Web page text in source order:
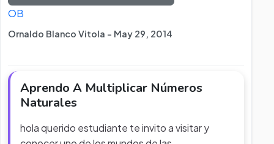
OB
Ornaldo Blanco Vitola - May 29, 2014
Aprendo A Multiplicar Números
Naturales
hola querido estudiante te invito a visitar y